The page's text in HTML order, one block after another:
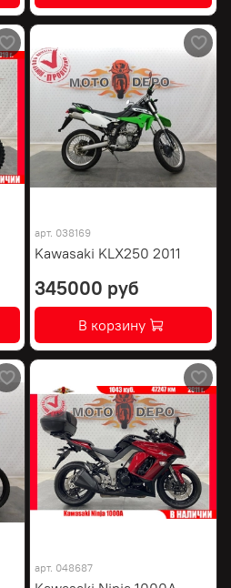
арт. 038169
Kawasaki KLX250 2011
345000 руб
В корзину
арт. 048687